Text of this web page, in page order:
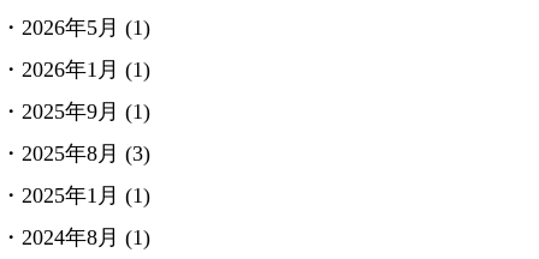
2026年5月 (1)
2026年1月 (1)
2025年9月 (1)
2025年8月 (3)
2025年1月 (1)
2024年8月 (1)